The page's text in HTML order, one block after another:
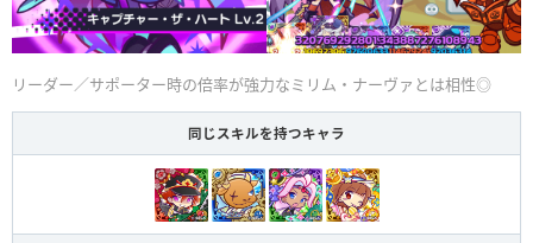
リーダー／サポーター時の倍率が強力なミリム・ナーヴァとは相性◎
同じスキルを持つキャラ